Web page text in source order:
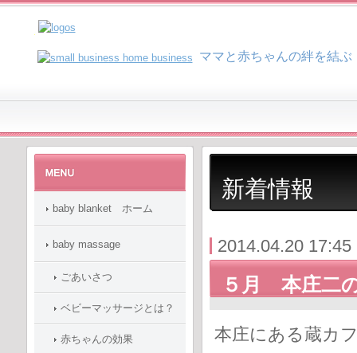
ママと赤ちゃんの絆を結
新着情報
2014.04.20 17:45
５月 本庄二
本庄にある蔵カ
baby blanket ホーム
baby massage
ごあいさつ
ベビーマッサージとは？
赤ちゃんの効果